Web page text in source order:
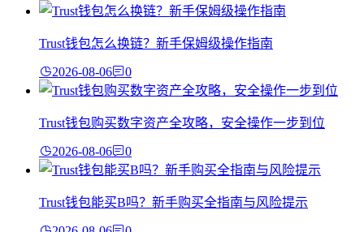
Trust钱包怎么换链？新手保姆级操作指南
2026-08-06 0
Trust钱包购买数字资产全攻略，安全操作一步到位
2026-08-06 0
Trust钱包能买B吗？新手购买全指南与风险提示